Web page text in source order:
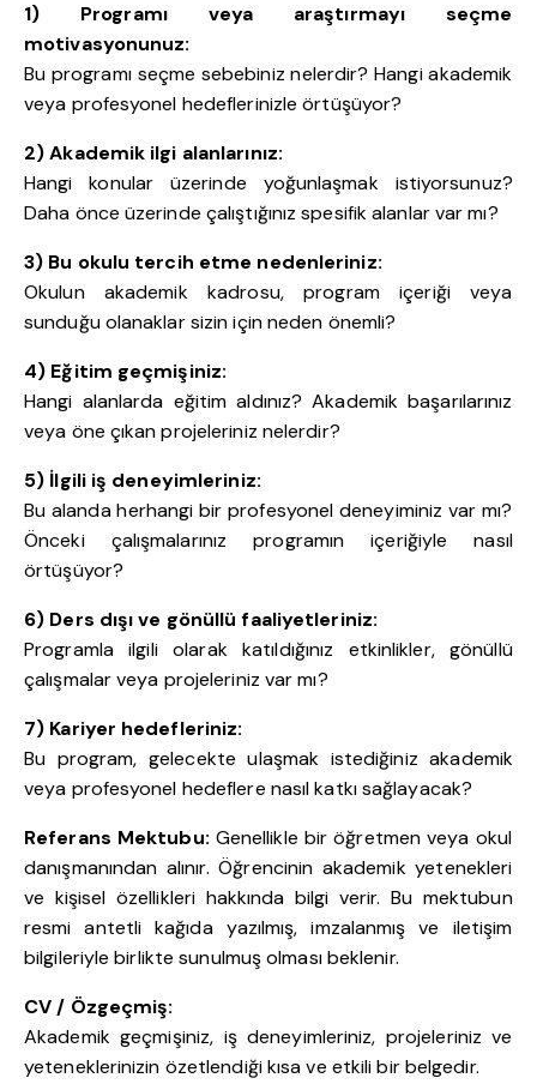
1) Programı veya araştırmayı seçme
motivasyonunuz:
Bu programı seçme sebebiniz nelerdir? Hangi akademik
veya profesyonel hedeflerinizle örtüşüyor?
2) Akademik ilgi alanlarınız:
Hangi konular üzerinde yoğunlaşmak istiyorsunuz?
Daha önce üzerinde çalıştığınız spesifik alanlar var mı?
3) Bu okulu tercih etme nedenleriniz:
Okulun akademik kadrosu, program içeriği veya
sunduğu olanaklar sizin için neden önemli?
4) Eğitim geçmişiniz:
Hangi alanlarda eğitim aldınız? Akademik başarılarınız
veya öne çıkan projeleriniz nelerdir?
5) İlgili iş deneyimleriniz:
Bu alanda herhangi bir profesyonel deneyiminiz var mı?
Önceki çalışmalarınız programın içeriğiyle nasıl
örtüşüyor?
6) Ders dışı ve gönüllü faaliyetleriniz:
Programla ilgili olarak katıldığınız etkinlikler, gönüllü
çalışmalar veya projeleriniz var mı?
7) Kariyer hedefleriniz:
Bu program, gelecekte ulaşmak istediğiniz akademik
veya profesyonel hedeflere nasıl katkı sağlayacak?
Referans Mektubu: Genellikle bir öğretmen veya okul
danışmanından alınır. Öğrencinin akademik yetenekleri
ve kişisel özellikleri hakkında bilgi verir. Bu mektubun
resmi antetli kağıda yazılmış, imzalanmış ve iletişim
bilgileriyle birlikte sunulmuş olması beklenir.
CV / Özgeçmiş:
Akademik geçmişiniz, iş deneyimleriniz, projeleriniz ve
yeteneklerinizin özetlendiği kısa ve etkili bir belgedir.